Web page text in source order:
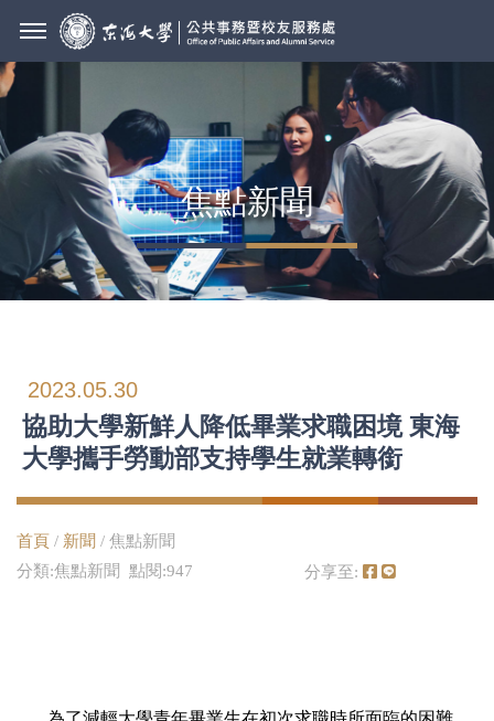
焦點新聞
2023.05.30
協助大學新鮮人降低畢業求職困境 東海
大學攜手勞動部支持學生就業轉銜
首頁 / 新聞 / 焦點新聞
分類:焦點新聞 點閱:947
分享至: